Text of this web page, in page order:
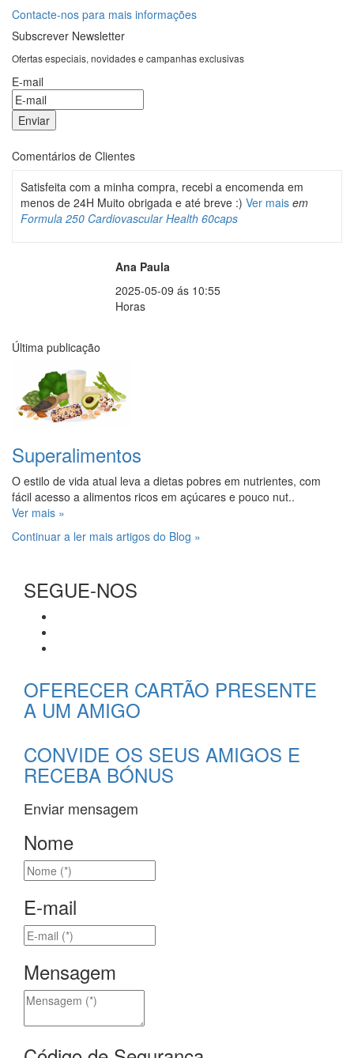
Contacte-nos para mais informações
Subscrever Newsletter
Ofertas especiais, novidades e campanhas exclusivas
E-mail
Comentários de Clientes
Satisfeita com a minha compra, recebi a encomenda em
menos de 24H Muito obrigada e até breve :) Ver mais em
Formula 250 Cardiovascular Health 60caps
Ana Paula
2025-05-09 ás 10:55
Horas
Última publicação
Superalimentos
O estilo de vida atual leva a dietas pobres em nutrientes, com
fácil acesso a alimentos ricos em açúcares e pouco nut..
Ver mais »
Continuar a ler mais artigos do Blog »
SEGUE-NOS
OFERECER CARTÃO PRESENTE
A UM AMIGO
CONVIDE OS SEUS AMIGOS E
RECEBA BÓNUS
Enviar mensagem
Nome
E-mail
Mensagem